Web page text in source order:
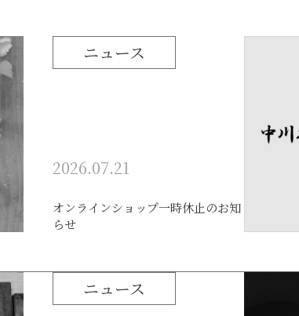
ニュース
2026.07.21
オンラインショップ一時休止のお知
らせ
ニュース